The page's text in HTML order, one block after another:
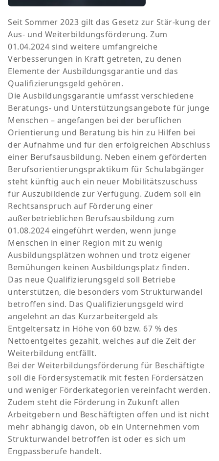
Seit Sommer 2023 gilt das Gesetz zur Stär-kung der
Aus- und Weiterbildungsförderung. Zum
01.04.2024 sind weitere umfangreiche
Verbesserungen in Kraft getreten, zu denen
Elemente der Ausbildungsgarantie und das
Qualifizierungsgeld gehören.
Die Ausbildungsgarantie umfasst verschiedene
Beratungs- und Unterstützungsangebote für junge
Menschen – angefangen bei der beruflichen
Orientierung und Beratung bis hin zu Hilfen bei
der Aufnahme und für den erfolgreichen Abschluss
einer Berufsausbildung. Neben einem geförderten
Berufsorientierungspraktikum für Schulabgänger
steht künftig auch ein neuer Mobilitätszuschuss
für Auszubildende zur Verfügung. Zudem soll ein
Rechtsanspruch auf Förderung einer
außerbetrieblichen Berufsausbildung zum
01.08.2024 eingeführt werden, wenn junge
Menschen in einer Region mit zu wenig
Ausbildungsplätzen wohnen und trotz eigener
Bemühungen keinen Ausbildungsplatz finden.
Das neue Qualifizierungsgeld soll Betriebe
unterstützen, die besonders vom Strukturwandel
betroffen sind. Das Qualifizierungsgeld wird
angelehnt an das Kurzarbeitergeld als
Entgeltersatz in Höhe von 60 bzw. 67 % des
Nettoentgeltes gezahlt, welches auf die Zeit der
Weiterbildung entfällt.
Bei der Weiterbildungsförderung für Beschäftigte
soll die Fördersystematik mit festen Fördersätzen
und weniger Förderkategorien vereinfacht werden.
Zudem steht die Förderung in Zukunft allen
Arbeitgebern und Beschäftigten offen und ist nicht
mehr abhängig davon, ob ein Unternehmen vom
Strukturwandel betroffen ist oder es sich um
Engpassberufe handelt.